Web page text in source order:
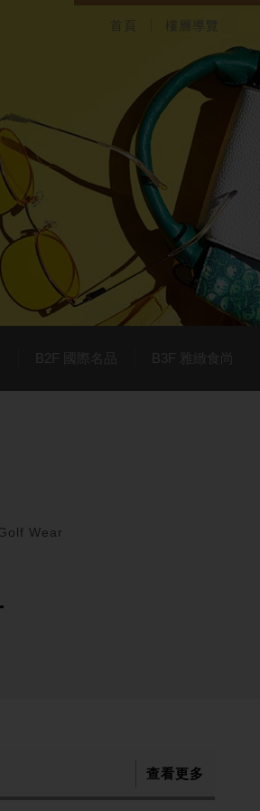
首頁 樓層導覽
B2F 國際名品 B3F 雅緻食尚
Wear
查看更多